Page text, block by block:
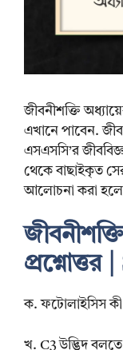
জীবনীশক্তি
এখানে পাবেন.
এসএসসি’র
থেকে বাছাইকৃত
আলোচনা করা
প্রশ্নোত্তর
ক. ফটোলাইসিস
খ. C3 উদ্ভিদ